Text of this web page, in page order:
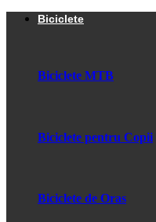
Biciclete
Biciclete MTB
Biciclete pentru Copii
Biciclete de Oras